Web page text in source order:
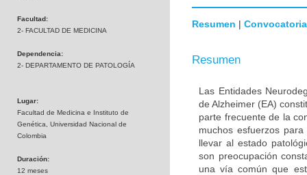
Facultad:
2- FACULTAD DE MEDICINA
Dependencia:
2- DEPARTAMENTO DE PATOLOGÍA
Lugar:
Facultad de Medicina e Instituto de
Genética, Universidad Nacional de
Colombia
Duración:
12 meses
Resumen | Convocatoria
Resumen
Las Entidades
de Alzheimer (EA)
parte frecuente de la
muchos esfuerzos
llevar al estado
son preocupación
una vía común que